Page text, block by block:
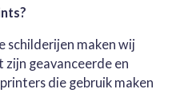
schilderijen maken wij
zijn geavanceerde en
die gebruik maken